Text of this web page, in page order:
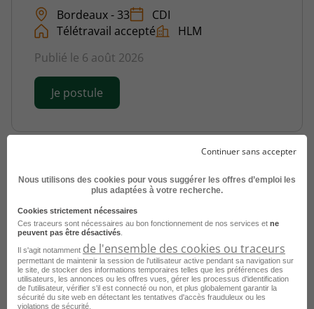
Bordeaux - 33
CDI
Télétravail accepté
HLM
Publié le 6 août 2026
Je postule
Comptable General - Fournisseur H/F
Bordeaux - 33 Intérim
PROMAN
Publié le 6 août 2026
Continuer sans accepter
Nous utilisons des cookies pour vous suggérer les offres d’emploi les
plus adaptées à votre recherche.
Cookies strictement nécessaires
Ces traceurs sont nécessaires au bon fonctionnement de nos services et ne
peuvent pas être désactivés
Il s'agit notamment de l'ensemble des cookies ou traceurs
permettant de maintenir la session de l'utilisateur active pendant sa navigation sur
le site, de stocker des informations temporaires telles que les préférences des
utilisateurs, les annonces ou les offres vues, gérer les processus d'identification
de l'utilisateur, vérifier s'il est connecté ou non, et plus globalement garantir la
sécurité du site web en détectant les tentatives d'accès frauduleux ou les
violations de sécurité.